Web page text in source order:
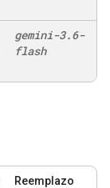
gemini-3.6-
flash
Reemplazo